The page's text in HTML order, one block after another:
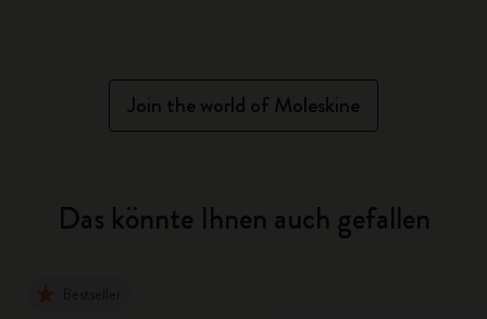
Join the world of Moleskine
Das könnte Ihnen auch gefallen